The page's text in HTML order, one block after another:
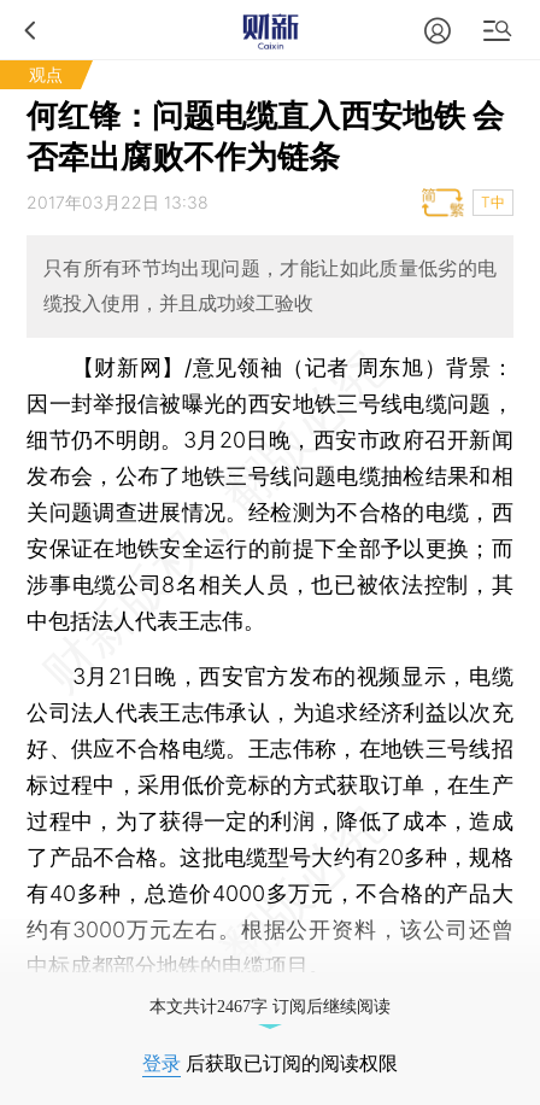
观点
何红锋：问题电缆直入西安地铁 会
否牵出腐败不作为链条
2017年03月22日 13:38 T中
只有所有环节均出现问题，才能让如此质量低劣的电
缆投入使用，并且成功竣工验收
【财新网】/意见领袖（记者 周东旭）背景：
因一封举报信被曝光的西安地铁三号线电缆问题，
细节仍不明朗。3月20日晚，西安市政府召开新闻
发布会，公布了地铁三号线问题电缆抽检结果和相
关问题调查进展情况。经检测为不合格的电缆，西
安保证在地铁安全运行的前提下全部予以更换；而
涉事电缆公司8名相关人员，也已被依法控制，其
中包括法人代表王志伟。
3月21日晚，西安官方发布的视频显示，电缆
公司法人代表王志伟承认，为追求经济利益以次充
好、供应不合格电缆。王志伟称，在地铁三号线招
标过程中，采用低价竞标的方式获取订单，在生产
过程中，为了获得一定的利润，降低了成本，造成
了产品不合格。这批电缆型号大约有20多种，规格
有40多种，总造价4000多万元，不合格的产品大
约有3000万元左右。根据公开资料，该公司还曾
中标成都部分地铁的电缆项目。
本文共计2467字 订阅后继续阅读
登录 后获取已订阅的阅读权限